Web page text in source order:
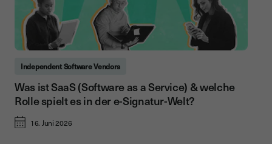
Independent Software Vendors
Was ist SaaS (Software as a Service) & welche
Rolle spielt es in der e-Signatur-Welt?
16. Juni 2026